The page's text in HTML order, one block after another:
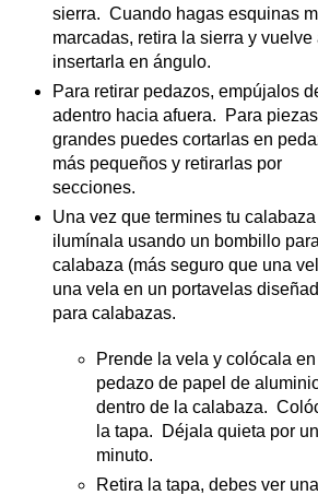
sierra. Cuando hagas esquinas
marcadas, retira la sierra y vuelve
insertarla en ángulo.
Para retirar pedazos, empújalos
adentro hacia afuera. Para
grandes puedes cortarlas en
más pequeños y retirarlas por
secciones.
Una vez que termines tu calabaza
ilumínala usando un bombillo para
calabaza (más seguro que una
una vela en un portavelas
para calabazas.
Prende la vela y colócala en
pedazo de papel de
dentro de la calabaza.
la tapa. Déjala quieta por un
minuto.
Retira la tapa, debes ver una